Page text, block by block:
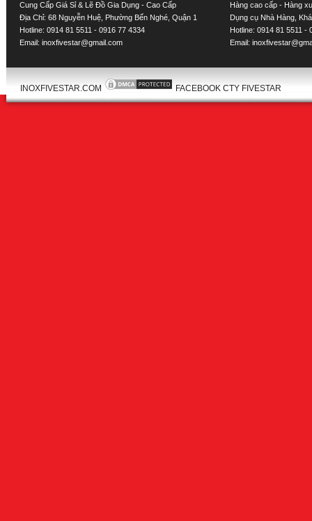
Cung Cấp Giá Sỉ & Lẽ Đồ Gia Dụng - Cao Cấp
Địa Chỉ: 68 Nguyễn Huệ, Phường Bến Nghé, Quận 1
Hotline: 0914 81 5511 - 0916 77 4334
Email: inoxfivestar@gmail.com
Hàng cao cấp - Hàng
Dụng cụ Nhà Hàng,
Hotline: 0914 81 5511 -
Email:
INOXFIVESTAR.COM FACEBOOK CTY FIVESTAR